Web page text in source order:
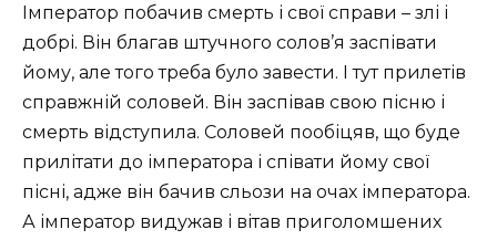
Імператор побачив смерть і свої справи – злі і
добрі. Він благав штучного солов’я заспівати
йому, але того треба було завести. І тут прилетів
справжній соловей. Він заспівав свою пісню і
смерть відступила. Соловей пообіцяв, що буде
прилітати до імператора і співати йому свої
пісні, адже він бачив сльози на очах імператора.
А імператор видужав і вітав приголомшених